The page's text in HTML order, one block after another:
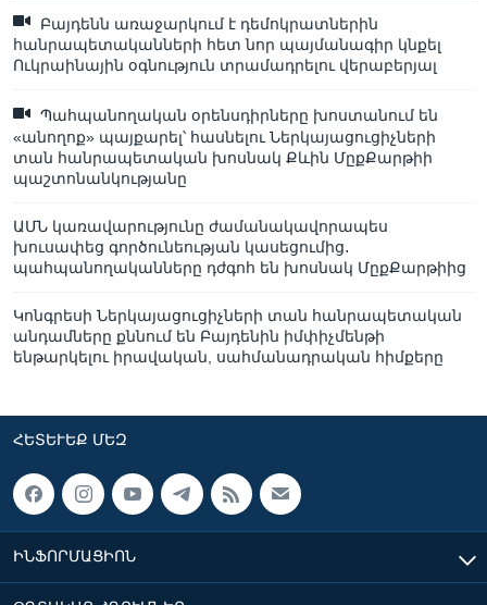
Բայդենն առաջարկում է դեմոկրատներին
հանրապետականների հետ նոր պայմանագիր կնքել
Ուկրաինային օգնություն տրամադրելու վերաբերյալ
Պահպանողական օրենսդիրները խոստանում են
«անողոք» պայքարել՝ հասնելու Ներկայացուցիչների
տան հանրապետական խոսնակ Քևին ՄըքՔարթիի
պաշտոնանկությանը
ԱՄՆ կառավարությունը ժամանակավորապես
խուսափեց գործունեության կասեցումից․
պահպանողականները դժգոհ են խոսնակ ՄըքՔարթիից
Կոնգրեսի Ներկայացուցիչների տան հանրապետական
անդամները քննում են Բայդենին իմփիչմենթի
ենթարկելու իրավական, սահմանադրական հիմքերը
ՀԵՏԵՒԵՔ ՄԵԶ
ԻՆՖՈՐՄԱՑԻՈՆ